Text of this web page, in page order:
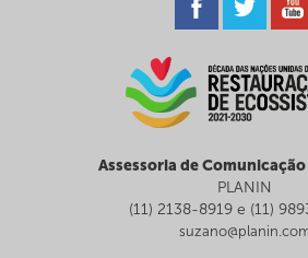
Assessoria de
PLANIN
(11) 2138-8919 e (11)